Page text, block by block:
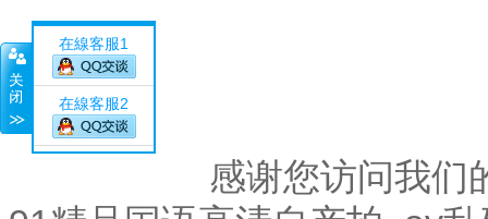
在線客服1
在線客服2
感谢您访问我们